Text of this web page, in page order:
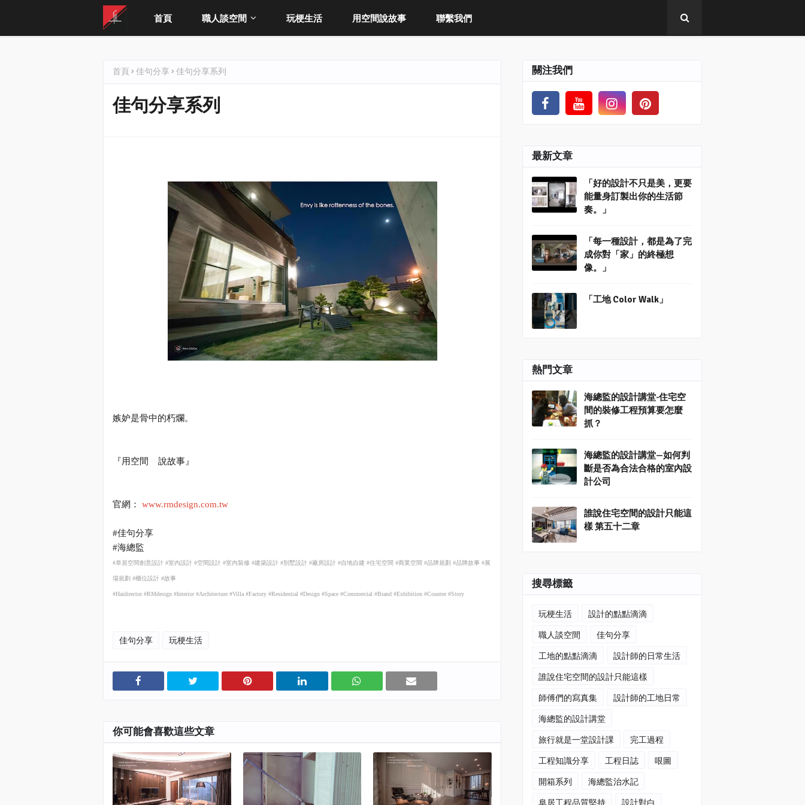
首頁 職人談空間 玩梗生活 用空間說故事 聯繫我們
首頁 佳句分享 佳句分享系列
佳句分享系列
嫉妒是骨中的朽爛。
『用空間 說故事』
官網： www.rmdesign.com.tw
#佳句分享
#海總監
#阜居空間創意設計 #室內設計 #空間設計 #室內裝修 #建築設計 #別墅設計 #廠房設計 #自地自建 #住宅空間 #商業空間 #品牌規劃 #品牌故事 #展
場規劃 #櫃位設計 #故事
#Haidirector #RMdesign #Interior #Architecture #Villa #Factory #Residential #Design #Space #Commercial #Brand #Exhibition #Counter #Story
佳句分享 玩梗生活
你可能會喜歡這些文章
關注我們
最新文章
「好的設計不只是美，更要
能量身訂製出你的生活節
奏。」
「每一種設計，都是為了完
成你對「家」的終極想
像。」
「工地 Color Walk」
熱門文章
海總監的設計講堂-住宅空
間的裝修工程預算要怎麼
抓？
海總監的設計講堂—如何判
斷是否為合法合格的室內設
計公司
誰說住宅空間的設計只能這
樣 第五十二章
搜尋標籤
玩梗生活
設計的點點滴滴
職人談空間
佳句分享
工地的點點滴滴
設計師的日常生活
誰說住宅空間的設計只能這樣
師傅們的寫真集
設計師的工地日常
海總監的設計講堂
旅行就是一堂設計課
完工過程
工程知識分享
工程日誌
哏圖
開箱系列
海總監治水記
阜居工程品質堅持
設計對白